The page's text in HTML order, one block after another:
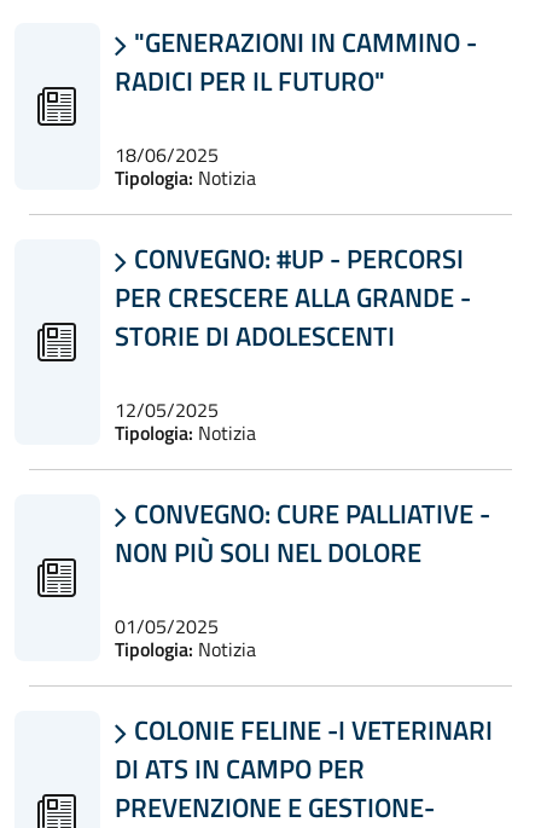
 "GENERAZIONI IN CAMMINO -
RADICI PER IL FUTURO"
18/06/2025
Tipologia: Notizia
 CONVEGNO: #UP - PERCORSI
PER CRESCERE ALLA GRANDE -
STORIE DI ADOLESCENTI
12/05/2025
Tipologia: Notizia
 CONVEGNO: CURE PALLIATIVE -
NON PIÙ SOLI NEL DOLORE
01/05/2025
Tipologia: Notizia
 COLONIE FELINE -I VETERINARI
DI ATS IN CAMPO PER
PREVENZIONE E GESTIONE-